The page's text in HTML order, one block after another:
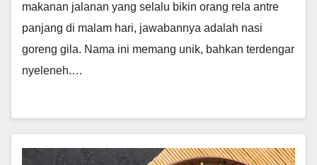
makanan jalanan yang selalu bikin orang rela antre
panjang di malam hari, jawabannya adalah nasi
goreng gila. Nama ini memang unik, bahkan terdengar
nyeleneh.…